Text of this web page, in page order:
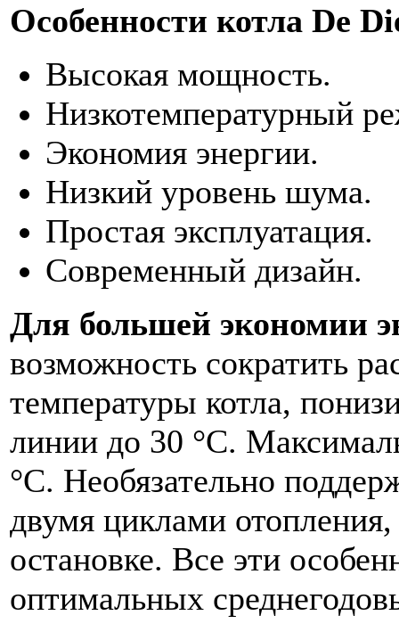
Особенности котла De
Высокая мощность.
Низкотемпературный
Экономия энергии.
Низкий уровень шума.
Простая эксплуатация.
Современный дизайн.
Для большей экономии
возможность сократить
температуры котла,
линии до 30 °С.
°С. Необязательно
двумя циклами
остановке. Все эти
оптимальных